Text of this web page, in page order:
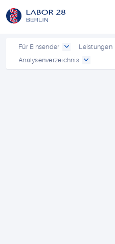
Für Einsender
Leistungen
Analysenverzeichnis